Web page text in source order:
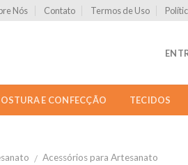
Nós Contato Termos de Uso
E CONFECÇÃO TECIDOS
/ Acessórios para Artesanato